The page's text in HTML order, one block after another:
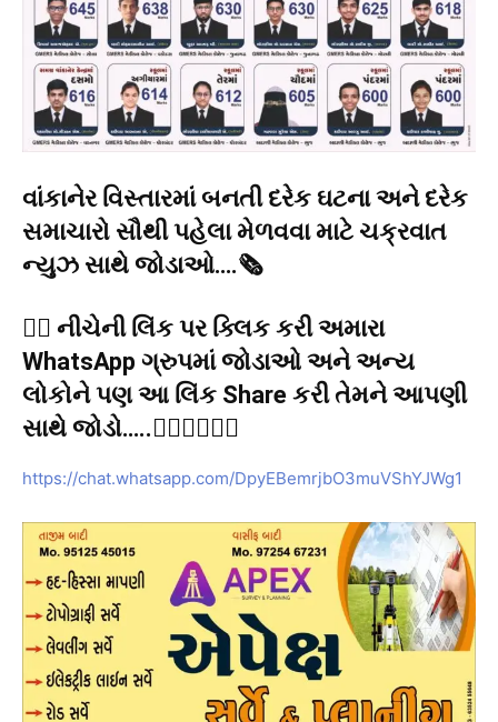
વાંકાનેર વિસ્તારમાં બનતી દરેક ઘટના અને દરેક
સમાચારો સૌથી પહેલા મેળવવા માટે ચક્રવાત
ન્યુઝ સાથે જોડાઓ….🗞️
👉🏻 નીચેની લિંક પર ક્લિક કરી અમારા
WhatsApp ગ્રુપમાં જોડાઓ અને અન્ય
લોકોને પણ આ લિંક Share કરી તેમને આપણી
સાથે જોડો…..👇🏻👇🏻👇🏻
https://chat.whatsapp.com/DpyEBemrjbO3muVShYJWg1